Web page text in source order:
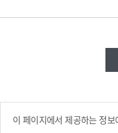
이 페이지에서 제공하는 정